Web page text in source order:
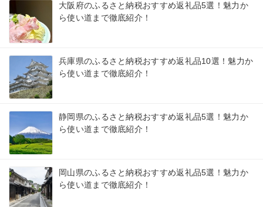
大阪府のふるさと納税おすすめ返礼品5選！魅力か
ら使い道まで徹底紹介！
兵庫県のふるさと納税おすすめ返礼品10選！魅力か
ら使い道まで徹底紹介！
静岡県のふるさと納税おすすめ返礼品5選！魅力か
ら使い道まで徹底紹介！
岡山県のふるさと納税おすすめ返礼品5選！魅力か
ら使い道まで徹底紹介！